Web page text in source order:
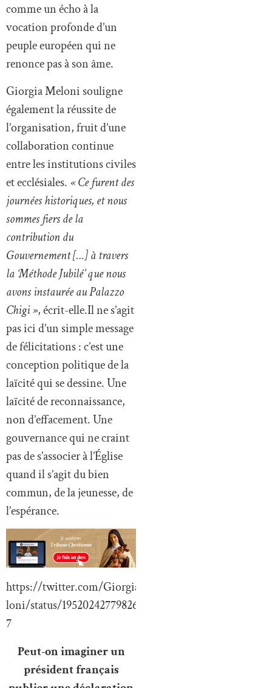
comme un écho à la
vocation profonde d’un
peuple européen qui ne
renonce pas à son âme.
Giorgia Meloni souligne
également la réussite de
l’organisation, fruit d’une
collaboration continue
entre les institutions civiles
et ecclésiales. « Ce furent des
journées historiques, et nous
sommes fiers de la
contribution du
Gouvernement […] à travers
la ‘Méthode Jubilé’ que nous
avons instaurée au Palazzo
Chigi », écrit-elle.Il ne s’agit
pas ici d’un simple message
de félicitations : c’est une
conception politique de la
laïcité qui se dessine. Une
laïcité de reconnaissance,
non d’effacement. Une
gouvernance qui ne craint
pas de s’associer à l’Église
quand il s’agit du bien
commun, de la jeunesse, de
l’espérance.
https://twitter.com/GiorgiaMe
loni/status/195202427798261374
7
Peut-on imaginer un
président français